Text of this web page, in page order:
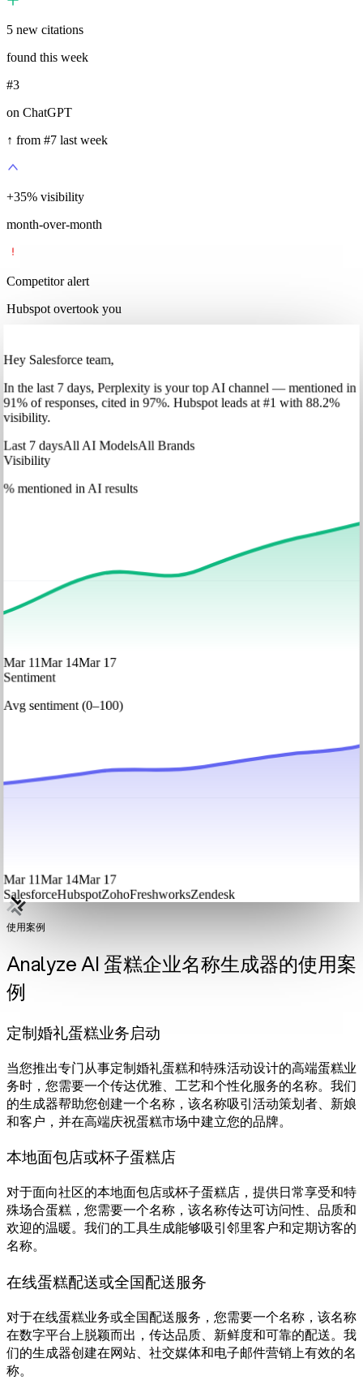
5 new citations
found this week
#3
on ChatGPT
↑ from #7 last week
+35% visibility
month-over-month
Competitor alert
Hubspot overtook you
Hey Salesforce team,
Inthe last 7 days, Perplexityis your top AI channel — mentioned in
91% of responses, cited in 97%. Hubspotleads at #1 with 88.2%
visibility.
Last 7 daysAll AI ModelsAll Brands
Visibility
% mentioned in AI results
Mar 11Mar 14Mar 17
Sentiment
Avg sentiment (0–100)
Mar 11Mar 14Mar 17
SalesforceHubspotZohoFreshworksZendesk
使用案例
Analyze AI 蛋糕企业名称生成器的使用案
例
定制婚礼蛋糕业务启动
当您推出专门从事定制婚礼蛋糕和特殊活动设计的高端蛋糕业
务时，您需要一个传达优雅、工艺和个性化服务的名称。我们
的生成器帮助您创建一个名称，该名称吸引活动策划者、新娘
和客户，并在高端庆祝蛋糕市场中建立您的品牌。
本地面包店或杯子蛋糕店
对于面向社区的本地面包店或杯子蛋糕店，提供日常享受和特
殊场合蛋糕，您需要一个名称，该名称传达可访问性、品质和
欢迎的温暖。我们的工具生成能够吸引邻里客户和定期访客的
名称。
在线蛋糕配送或全国配送服务
对于在线蛋糕业务或全国配送服务，您需要一个名称，该名称
在数字平台上脱颖而出，传达品质、新鲜度和可靠的配送。我
们的生成器创建在网站、社交媒体和电子邮件营销上有效的名
称。